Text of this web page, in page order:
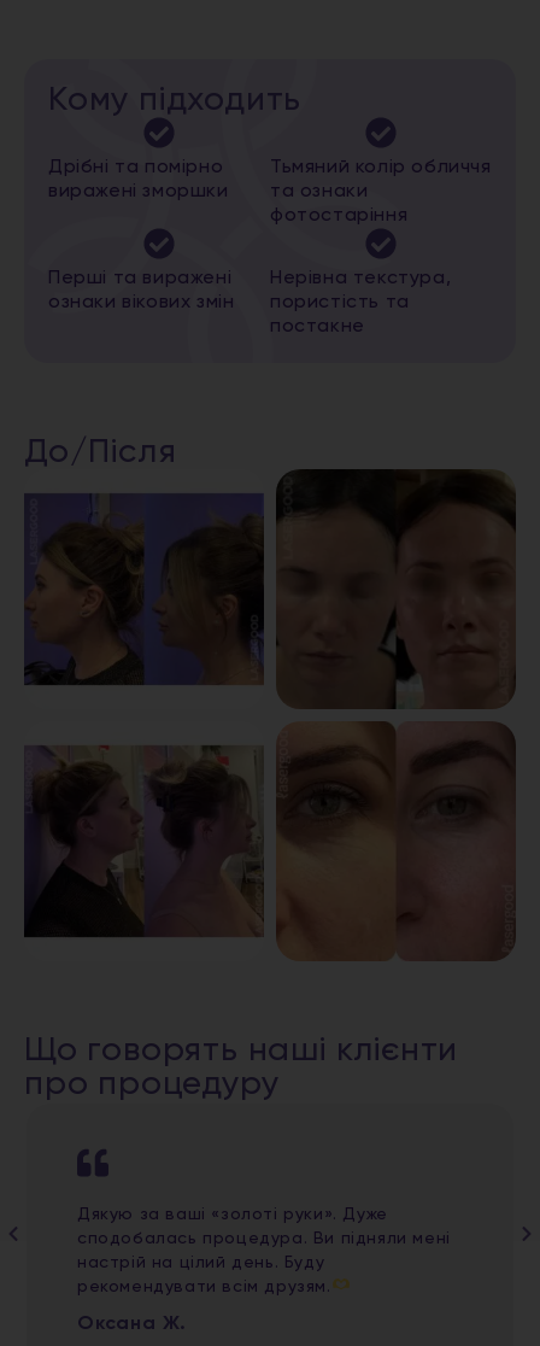
Кому підходить
Дрібні та помірно
виражені зморшки
Тьмяний колір обличчя
та ознаки
фотостаріння
Перші та виражені
ознаки вікових змін
Нерівна текстура,
пористість та
постакне
До/Після
Що говорять наші клієнти
про процедуру
Дякую за ваші «золоті руки». Дуже
сподобалась процедура. Ви підняли мені
настрій на цілий день. Буду
рекомендувати всім друзям.
Оксана Ж.